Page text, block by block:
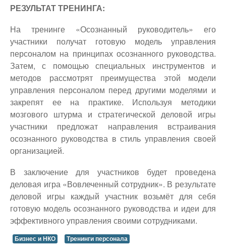
РЕЗУЛЬТАТ ТРЕНИНГА:
На тренинге «Осознанный руководитель» его
участники получат готовую модель управления
персоналом на принципах осознанного руководства.
Затем, с помощью специальных инструментов и
методов рассмотрят преимущества этой модели
управления персоналом перед другими моделями и
закрепят ее на практике. Используя методики
мозгового штурма и стратегической деловой игры
участники предложат направления встраивания
осознанного руководства в стиль управления своей
организацией.
В заключение для участников будет проведена
деловая игра «Вовлеченный сотрудник». В результате
деловой игры каждый участник возьмёт для себя
готовую модель осознанного руководства и идеи для
эффективного управления своими сотрудниками.
Бизнес и НКО Тренинги персонала